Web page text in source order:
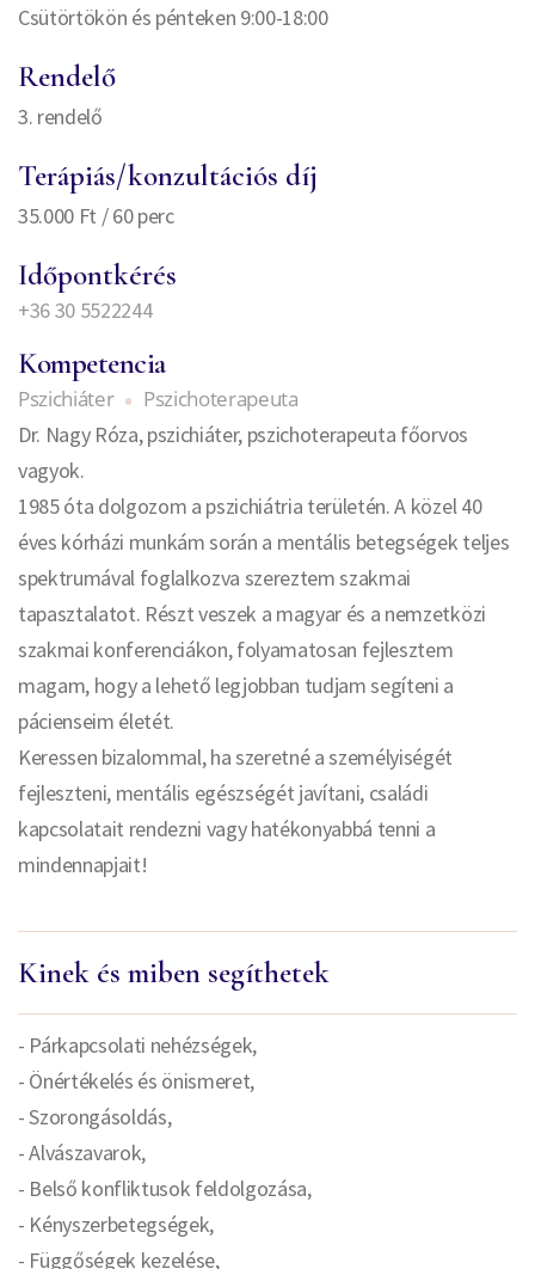
Csütörtökön és pénteken 9:00-18:00
Rendelő
3. rendelő
Terápiás/konzultációs díj
35.000 Ft / 60 perc
Időpontkérés
+36 30 5522244
Kompetencia
Pszichiáter
Pszichoterapeuta
Dr. Nagy Róza, pszichiáter, pszichoterapeuta főorvos
vagyok.
1985 óta dolgozom a pszichiátria területén. A közel 40
éves kórházi munkám során a mentális betegségek teljes
spektrumával foglalkozva szereztem szakmai
tapasztalatot. Részt veszek a magyar és a nemzetközi
szakmai konferenciákon, folyamatosan fejlesztem
magam, hogy a lehető legjobban tudjam segíteni a
pácienseim életét.
Keressen bizalommal, ha szeretné a személyiségét
fejleszteni, mentális egészségét javítani, családi
kapcsolatait rendezni vagy hatékonyabbá tenni a
mindennapjait!
Kinek és miben segíthetek
- Párkapcsolati nehézségek,
- Önértékelés és önismeret,
- Szorongásoldás,
- Alvászavarok,
- Belső konfliktusok feldolgozása,
- Kényszerbetegségek,
- Függőségek kezelése,